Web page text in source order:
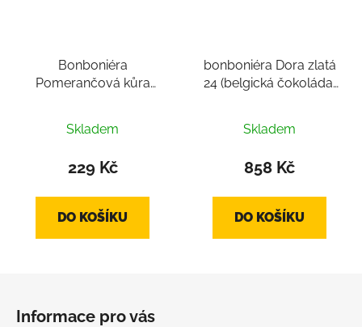
Bonboniéra
Pomerančová kůra
Skladem
229 Kč
DO KOŠÍKU
bonboniéra Dora zlatá
24 (belgická čokoláda,
Skladem
858 Kč
DO KOŠÍKU
Informace pro vás